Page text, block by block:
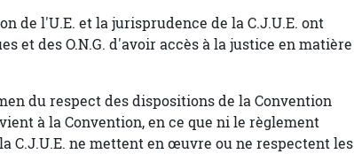
de l'U.E. et la jurisprudence de la C.J.U.E. ont
et des O.N.G. d'avoir accès à la justice en matière
du respect des dispositions de la Convention
à la Convention, en ce que ni le règlement
C.J.U.E. ne mettent en œuvre ou ne respectent les